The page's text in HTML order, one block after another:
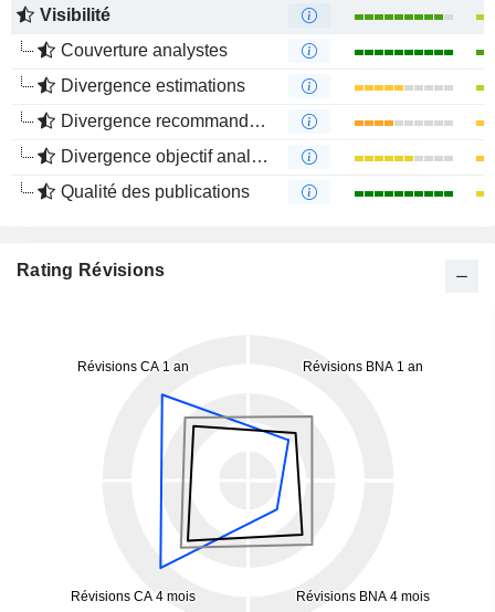
Visibilité
Couverture analystes
Divergence estimations
Divergence recommandations analystes
Divergence objectif analystes
Qualité des publications
Rating Révisions